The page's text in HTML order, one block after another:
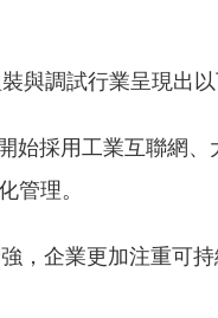
與調試行業呈現出以
始採用工業互聯網
管理。
，企業更加注重可